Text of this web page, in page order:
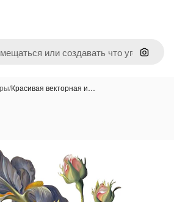
Поиск
/Красивая векторная и…